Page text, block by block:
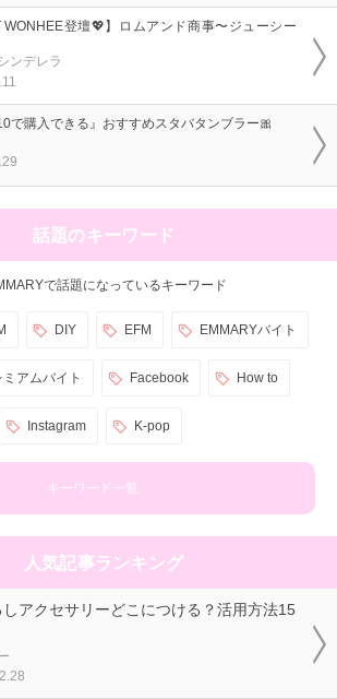
WONHEE登壇💖】ロムアンド商事〜ジューシー
ンデレラ
で購入できる』おすすめスタバタンブラー🎀
話題のキーワード
で話題になっているキーワード
DIY EFM EMMARYバイト
アムバイト Facebook How to
Instagram K-pop
キーワード一覧
人気記事ランキング
アクセサリーどこにつける？活用方法15